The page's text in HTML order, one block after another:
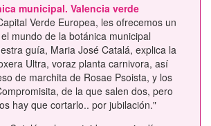
municipal. Valencia verde
Verde Europea, les ofrecemos un
mundo de la botánica municipal
guía, Maria José Catalá, explica la
Ultra, voraz planta carnivora, así
de marchita de Rosae Psoista, y los
de la que salen dos, pero
hay que cortarlo.. por jubilación."